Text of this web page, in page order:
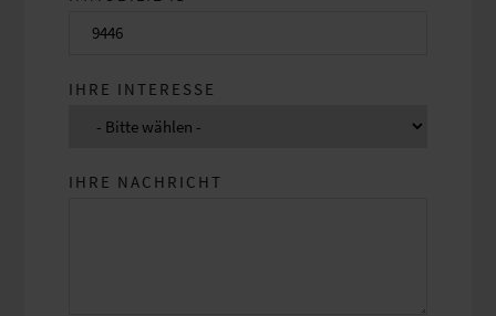
IHRE INTERESSE
IHRE NACHRICHT